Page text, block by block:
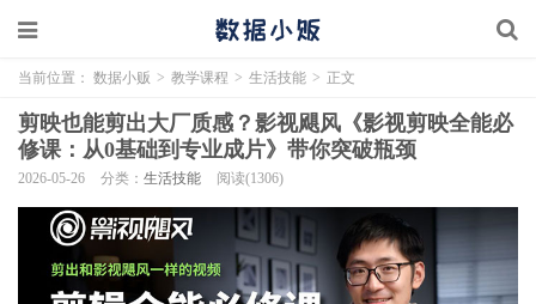
当前位置： 数据小贩 > 教学课程 > 生活技能 > 正文
剪映也能剪出大厂质感？影视飓风《影视剪映全能必
修课：从0基础到专业成片》带你突破瓶颈
2026-05-26 分类： 生活技能 阅读(1306)